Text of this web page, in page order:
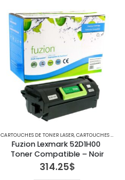
CARTOUCHES DE TONER LASER,CARTOUCHES POUR IMPRIMANTES LEXMARK
Fuzion Lexmark 52D1H00
Toner Compatible – Noir
314.25$